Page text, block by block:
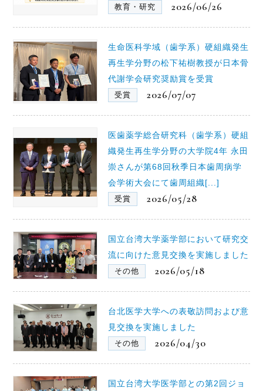
教育・研究
2026/06/26
生命医科学域（歯学系）硬組織発生
再生学分野の松下祐樹教授が日本骨
代謝学会研究奨励賞を受賞
受賞
2026/07/07
医歯薬学総合研究科（歯学系）硬組
織発生再生学分野の大学院4年 永田
崇さんが第68回秋季日本歯周病学
会学術大会にて歯周組織[...]
受賞
2026/05/28
国立台湾大学薬学部において研究交
流に向けた意見交換を実施しました
その他
2026/05/18
台北医学大学への表敬訪問および意
見交換を実施しました
その他
2026/04/30
国立台湾大学医学部との第2回ジョ